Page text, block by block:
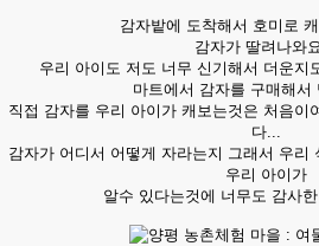
감자밭에 도착해서 호미로
감자가 딸려나와
우리 아이도 저도 너무 신기해서 더운지
마트에서 감자를 구매해서
직접 감자를 우리 아이가 캐보는것은 처음이
다...
감자가 어디서 어떻게 자라는지 그래서 우리
우리 아이가
알수 있다는것에 너무도 감사